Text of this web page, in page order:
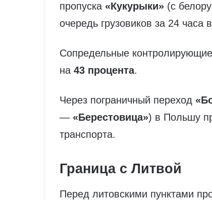
пропуска «Кукурыки» (с
очередь грузовиков за 24 часа
Сопредельные
на 43 процента.
Через пограничный переход
— «Берестовица») в Польшу
транспорта.
Граница с Литвой
Перед литовскими пунктами